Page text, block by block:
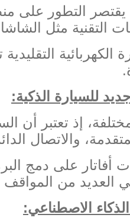
يقتصر التطور على
التقنية مثل
الكهربائية
.
للسيارة الذكية:
إذ تعتبر أن
والاتصال
أفاتار على دمج
العديد من المواقف
الاصطناعي: